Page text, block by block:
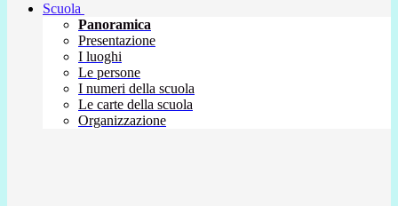
Scuola
Panoramica
Presentazione
I luoghi
Le persone
I numeri della scuola
Le carte della scuola
Organizzazione